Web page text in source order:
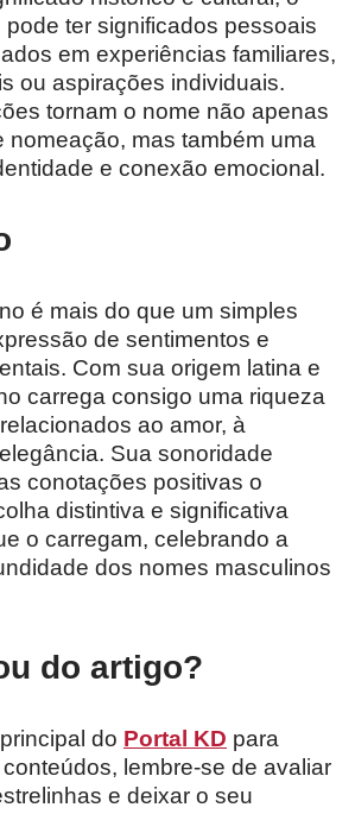
pode ter significados pessoais
em experiências familiares,
ou aspirações individuais.
tornam o nome não apenas
nomeação, mas também uma
e conexão emocional.
é mais do que um simples
de sentimentos e
Com sua origem latina e
carrega consigo uma riqueza
ao amor, à
Sua sonoridade
conotações positivas o
distintiva e significativa
o carregam, celebrando a
dos nomes masculinos
do artigo?
do Portal KD para
lembre-se de avaliar
e deixar o seu